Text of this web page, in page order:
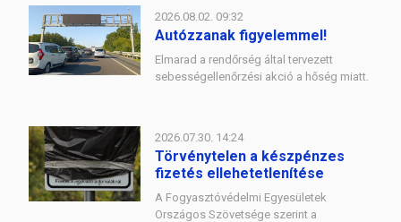
2026.08.02. 09:32
Autózzanak figyelemmel!
Elmarad a rendőrség által tervezett
sebességellenőrzési akció a hőség miatt.
2026.07.30. 14:24
Törvénytelen a készpénzes
fizetés ellehetetlenítése
A Fogyasztóvédelmi Egyesületek
Országos Szövetsége szerint a